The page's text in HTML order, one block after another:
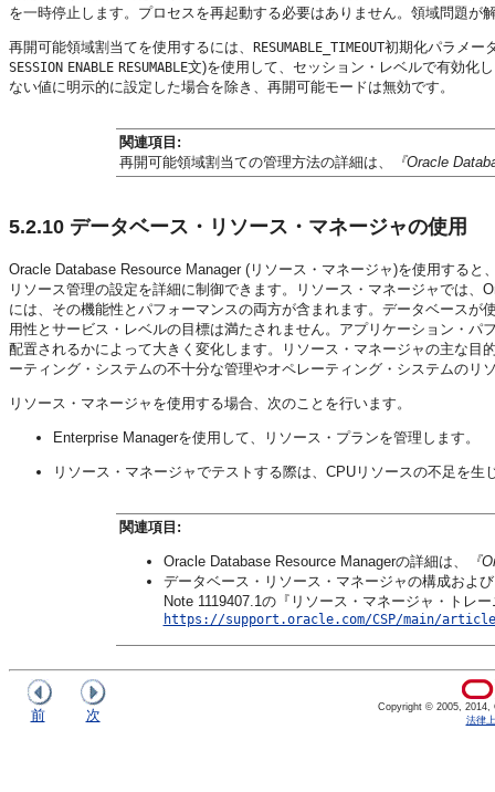
を一時停止します。プロセスを再起動する必要はありません。領域問題
再開可能領域割当てを使用するには、 RESUMABLE_TIMEOUT初期化パラメー
SESSION ENABLE RESUMABLE文)を使用して、セッション・レベルで有効化
ない値に明示的に設定した場合を除き、再開可能モードは無効です。
関連項目:
再開可能領域割当ての管理方法の詳細は、
『Oracle
5.2.10 データベース・リソース・マネージャの使用
Oracle Database Resource Manager (リソース・マネージャ)を使用する
リソース管理の設定を詳細に制御できます。リソース・マネージャでは
には、その機能性とパフォーマンスの両方が含まれます。データベース
用性とサービス・レベルの目標は満たされません。アプリケーション・
配置されるかによって大きく変化します。リソース・マネージャの主な
ーティング・システムの不十分な管理やオペレーティング・システムの
リソース・マネージャを使用する場合、次のことを行います。
Enterprise Managerを使用して、リソース・プランを管理します。
リソース・マネージャでテストする際は、CPUリソースの不足を
関連項目:
Oracle Database Resource Managerの詳細は、
『
データベース・リソース・マネージャの構成およ
Note 1119407.1の『リソース・マネージャ・トレ
https://support.oracle.com/CSP/main/
前 次
Copyright © 2005, 2014,
法律